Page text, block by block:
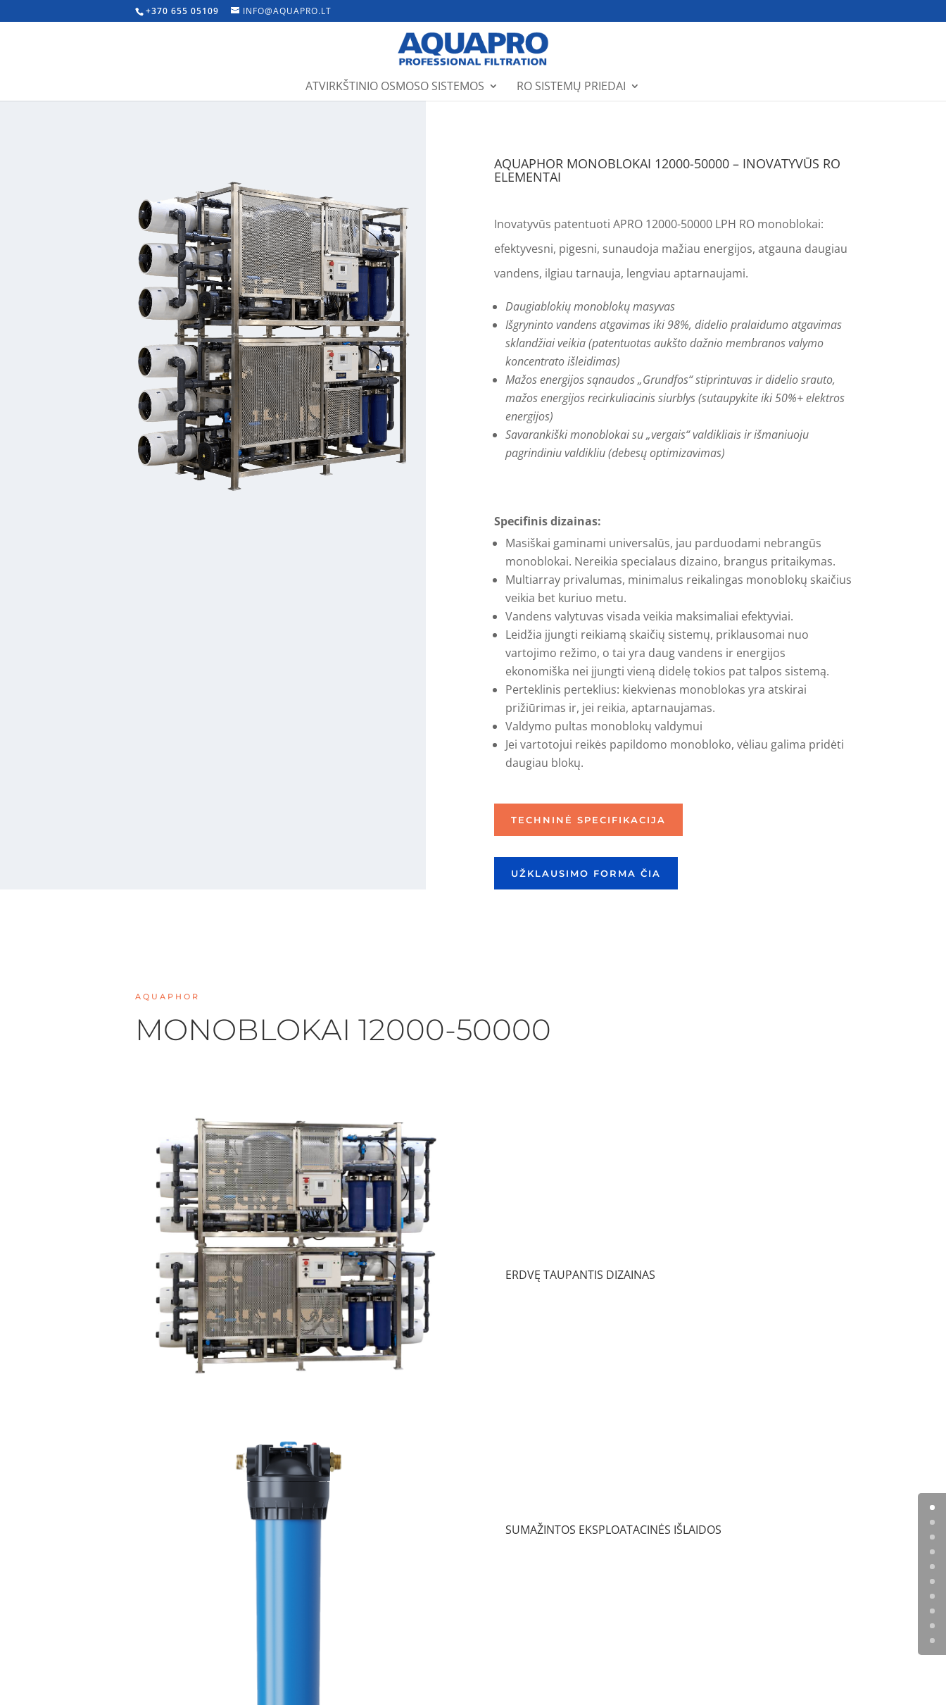
+370 655 05109 INFO@AQUAPRO.LT
ATVIRKŠTINIO OSMOSO SISTEMOS RO SISTEMŲ PRIEDAI
AQUAPHOR MONOBLOKAI 12000-50000 – INOVATYVŪS RO
ELEMENTAI
Inovatyvūs patentuoti APRO 12000-50000 LPH RO monoblokai:
efektyvesni, pigesni, sunaudoja mažiau energijos, atgauna daugiau
vandens, ilgiau tarnauja, lengviau aptarnaujami.
Daugiablokių monoblokų masyvas
Išgryninto vandens atgavimas iki 98%, didelio pralaidumo atgavimas
sklandžiai veikia (patentuotas aukšto dažnio membranos valymo
koncentrato išleidimas)
Mažos energijos sąnaudos „Grundfos“ stiprintuvas ir didelio srauto,
mažos energijos recirkuliacinis siurblys (sutaupykite iki 50%+ elektros
energijos)
Savarankiški monoblokai su „vergais“ valdikliais ir išmaniuoju
pagrindiniu valdikliu (debesų optimizavimas)
Specifinis dizainas:
Masiškai gaminami universalūs, jau parduodami nebrangūs
monoblokai. Nereikia specialaus dizaino, brangus pritaikymas.
Multiarray privalumas, minimalus reikalingas monoblokų skaičius
veikia bet kuriuo metu.
Vandens valytuvas visada veikia maksimaliai efektyviai.
Leidžia įjungti reikiamą skaičių sistemų, priklausomai nuo
vartojimo režimo, o tai yra daug vandens ir energijos
ekonomiška nei įjungti vieną didelę tokios pat talpos sistemą.
Perteklinis perteklius: kiekvienas monoblokas yra atskirai
prižiūrimas ir, jei reikia, aptarnaujamas.
Valdymo pultas monoblokų valdymui
Jei vartotojui reikės papildomo monobloko, vėliau galima pridėti
daugiau blokų.
TECHNINĖ SPECIFIKACIJA
UŽKLAUSIMO FORMA ČIA
AQUAPHOR
MONOBLOKAI 12000-50000
ERDVĘ TAUPANTIS DIZAINAS
SUMAŽINTOS EKSPLOATACINĖS IŠLAIDOS